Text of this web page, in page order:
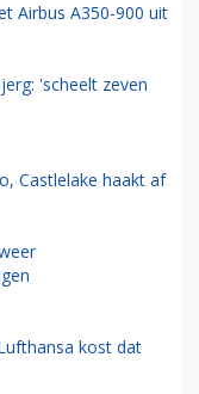
Airbus A350-900 uit
'scheelt zeven
Castlelake haakt af
kost dat